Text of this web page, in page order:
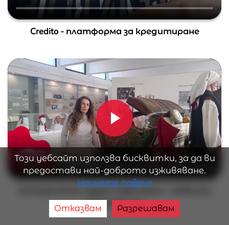
Този уебсайт използва бисквитки, за да ви
предостави най-доброто изживяване.
Научете повече
Отказвам Разрешавам
Credito - платформа за кредитиране
Исторически музей Павликени - мобилно
приложение